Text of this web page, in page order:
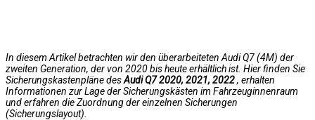
In diesem Artikel betrachten wir den überarbeiteten Audi Q7 (4M) der
zweiten Generation, der von 2020 bis heute erhältlich ist. Hier finden Sie
Sicherungskastenpläne desAudi Q7 2020, 2021, 2022, erhalten
Informationen zur Lage der Sicherungskästen im Fahrzeuginnenraum
und erfahren die Zuordnung der einzelnen Sicherungen
(Sicherungslayout).